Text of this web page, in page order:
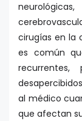
cirugías en la
es común
al médico
que afectan